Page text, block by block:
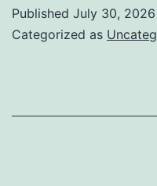
Published July 30, 2026
Categorized as